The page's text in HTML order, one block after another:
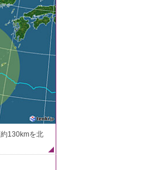
130kmを北